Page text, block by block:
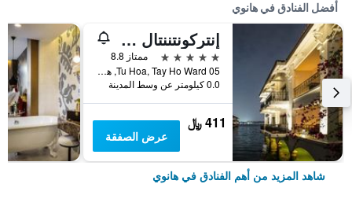
أفضل الفنادق في هانوي
إنتركونتننتال هانوي يستليك
5 نجوم
ممتاز 8.8
05 Tu Hoa, Tay Ho Ward, هانوي, فيتنام
0.0 كيلومتر عن وسط المدينة
411 ﷼
عرض الصفقة
شاهد المزيد من أهم الفنادق في هانوي